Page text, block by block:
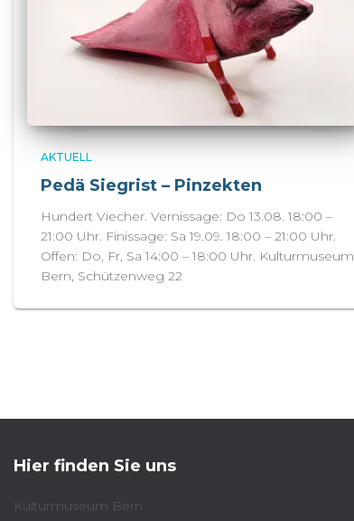
AKTUELL
Pedä Siegrist – Pinzekten
Hundert Viecher. Vernissage: Do 13.08. 18:00 –
21:00 Uhr. Finissage: Sa 19.09. 18:00 – 21:00 Uhr.
Offen: Do, Fr, Sa 14:00 – 18:00 Uhr. Kulturmuseum
Bern, Schützenweg 22
Hier finden Sie uns
Kulturmuseum Bern